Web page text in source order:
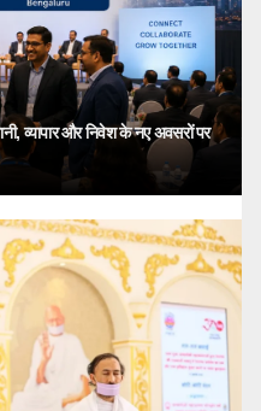
व्यापार और निवेश के नए अवसरों पर